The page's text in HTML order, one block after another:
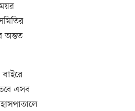
অন্তত
এসব